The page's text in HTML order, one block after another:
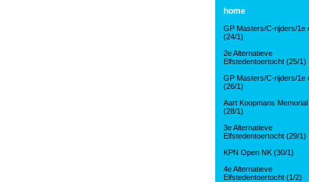
home
GP Masters/C-rijders/1e
(24/1)
2e Alternatieve
Elfstedentoertocht (25/1)
GP Masters/C-rijders/1e
(26/1)
Aart Koopmans Memorial
(28/1)
3e Alternatieve
Elfstedentoertocht (29/1)
KPN Open NK (30/1)
4e Alternatieve
Elfstedentoertocht (1/2)